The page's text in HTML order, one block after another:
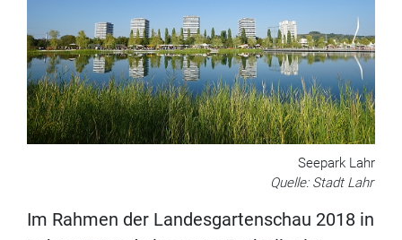
Seepark Lahr
Quelle: Stadt Lahr
Im Rahmen der Landesgartenschau 2018 in